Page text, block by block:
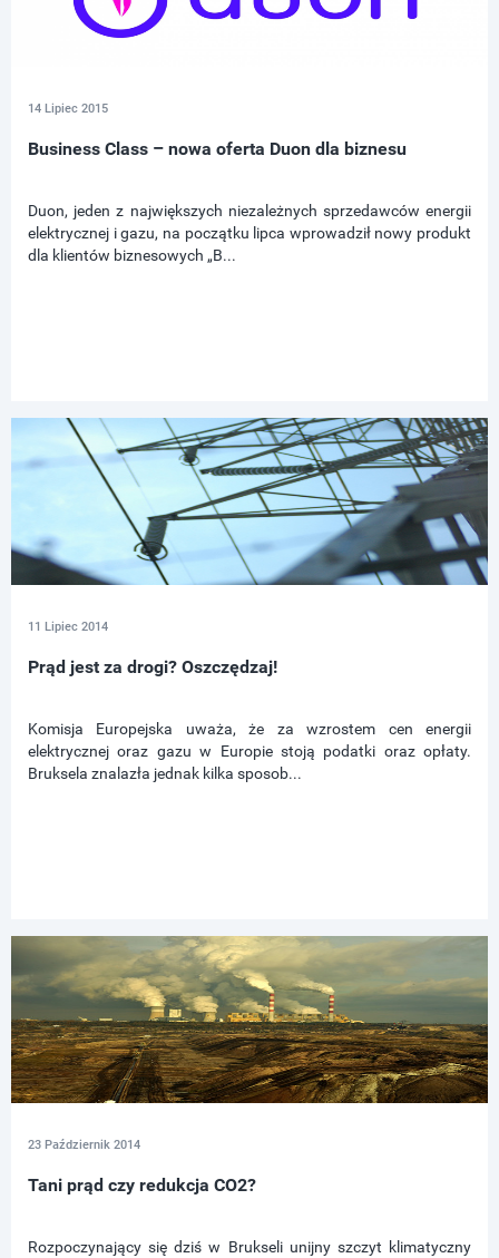
14 Lipiec 2015
Business Class – nowa oferta Duon dla biznesu
Duon, jeden z największych niezależnych sprzedawców energii
elektrycznej i gazu, na początku lipca wprowadził nowy produkt
dla klientów biznesowych „B...
11 Lipiec 2014
Prąd jest za drogi? Oszczędzaj!
Komisja Europejska uważa, że za wzrostem cen energii
elektrycznej oraz gazu w Europie stoją podatki oraz opłaty.
Bruksela znalazła jednak kilka sposob...
23 Październik 2014
Tani prąd czy redukcja CO2?
Rozpoczynający się dziś w Brukseli unijny szczyt klimatyczny